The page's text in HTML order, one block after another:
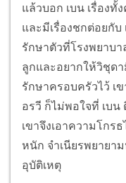
แล้วบอก เบน เรื่องทั้
และมีเรื่องชกต่อยกั
รักษาตัวที่โรงพยาบา
ลูกและอยากให้วิชุดา
รักษาครอบครัวไว้ เ
อรวี ก็ไม่พอใจที่ เบน
เขาจึงเอาความโกร
หนัก จำเนียรพยายา
อุบัติเหตุ